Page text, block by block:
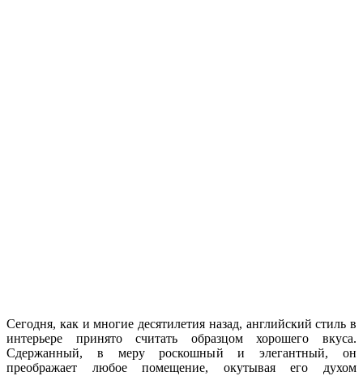
Сегодня, как и многие десятилетия назад, английский стиль в
интерьере принято считать образцом хорошего вкуса.
Сдержанный, в меру роскошный и элегантный, он
преображает любое помещение, окутывая его духом